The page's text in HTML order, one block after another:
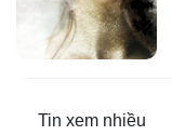
Tin xem nhiều